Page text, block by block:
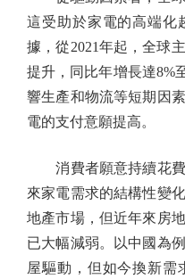
這受助於家電的高端化
據，從2021年起，全球
提升，同比年增長達8%
響生產和物流等短期因
電的支付意願提高。
消費者願意持續花費
來家電需求的結構性變
地產市場，但近年來房
已大幅減弱。以中國為
屋驅動，但如今換新需